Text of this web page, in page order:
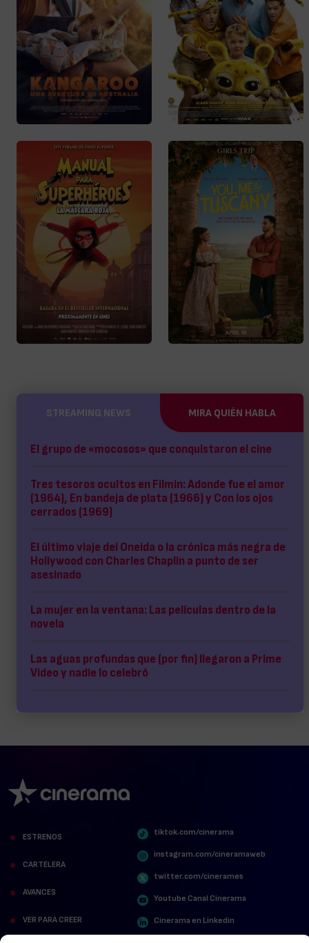
STREAMING NEWS MIRA QUIÉN HABLA
El grupo de «mocosos» que conquistaron el cine
Tres tesoros ocultos en Filmin: Adonde fue el amor
(1964), En bandeja de plata (1966) y Con los ojos
cerrados (1969)
El último viaje del Oneida o la crónica más negra de
Hollywood con Charles Chaplin a punto de ser
asesinado
La mujer en la ventana: Las películas dentro de la
novela
Las aguas profundas que (por fin) llegaron a Prime
Video y nadie lo celebró
ESTRENOS
CARTELERA
AVANCES
VER PARA CREER
tiktok.com/cinerama
instagram.com/cineramaweb
twitter.com/cinerames
Youtube Canal Cinerama
Cinerama en Linkedin